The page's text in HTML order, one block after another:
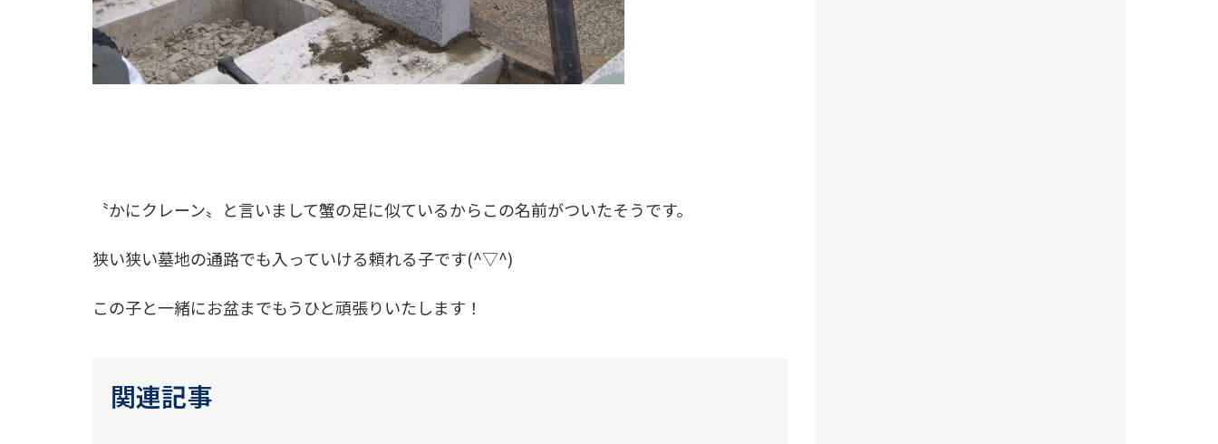
〝かにクレーン〟と言いまして蟹の足に似ているからこの名前がついたそうです。
狭い狭い墓地の通路でも入っていける頼れる子です(^▽^)
この子と一緒にお盆までもうひと頑張りいたします！
関連記事